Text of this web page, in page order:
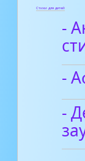
Стихи для детей
-
-
-